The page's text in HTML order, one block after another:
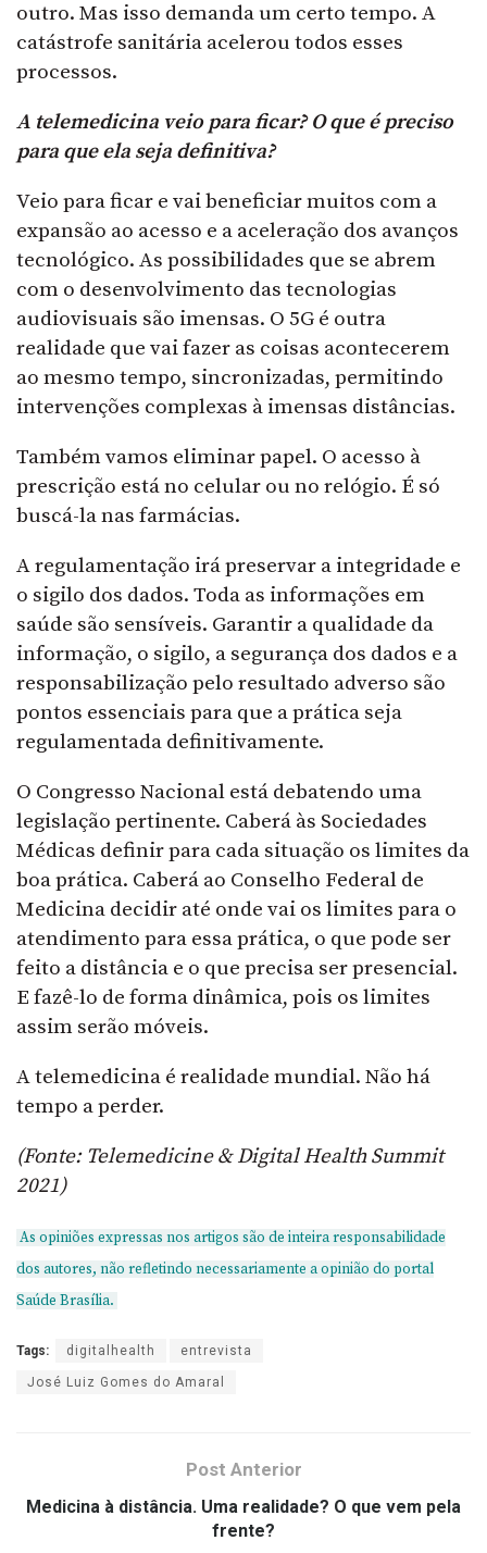
outro. Mas isso demanda um certo tempo. A
catástrofe sanitária acelerou todos esses
processos.
A telemedicina veio para ficar? O que é preciso
para que ela seja definitiva?
Veio para ficar e vai beneficiar muitos com a
expansão ao acesso e a aceleração dos avanços
tecnológico. As possibilidades que se abrem
com o desenvolvimento das tecnologias
audiovisuais são imensas. O 5G é outra
realidade que vai fazer as coisas acontecerem
ao mesmo tempo, sincronizadas, permitindo
intervenções complexas à imensas distâncias.
Também vamos eliminar papel. O acesso à
prescrição está no celular ou no relógio. É só
buscá-la nas farmácias.
A regulamentação irá preservar a integridade e
o sigilo dos dados. Toda as informações em
saúde são sensíveis. Garantir a qualidade da
informação, o sigilo, a segurança dos dados e a
responsabilização pelo resultado adverso são
pontos essenciais para que a prática seja
regulamentada definitivamente.
O Congresso Nacional está debatendo uma
legislação pertinente. Caberá às Sociedades
Médicas definir para cada situação os limites da
boa prática. Caberá ao Conselho Federal de
Medicina decidir até onde vai os limites para o
atendimento para essa prática, o que pode ser
feito a distância e o que precisa ser presencial.
E fazê-lo de forma dinâmica, pois os limites
assim serão móveis.
A telemedicina é realidade mundial. Não há
tempo a perder.
(Fonte: Telemedicine & Digital Health Summit
2021)
As opiniões expressas nos artigos são de inteira responsabilidade
dos autores, não refletindo necessariamente a opinião do portal
Saúde Brasília.
Tags: digitalhealth entrevista
José Luiz Gomes do Amaral
Post Anterior
Medicina à distância. Uma realidade? O que vem pela
frente?